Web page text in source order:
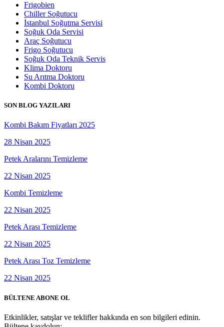
Frigobien
Chiller Soğutucu
İstanbul Soğutma Servisi
Soğuk Oda Servisi
Araç Soğutucu
Frigo Soğutucu
Soğuk Oda Teknik Servis
Klima Doktoru
Su Arıtma Doktoru
Kombi Doktoru
SON BLOG YAZILARI
Kombi Bakım Fiyatları 2025
28 Nisan 2025
Petek Aralarını Temizleme
22 Nisan 2025
Kombi Temizleme
22 Nisan 2025
Petek Arası Temizleme
22 Nisan 2025
Petek Arası Toz Temizleme
22 Nisan 2025
BÜLTENE ABONE OL
Etkinlikler, satışlar ve teklifler hakkında en son bilgileri edinin.